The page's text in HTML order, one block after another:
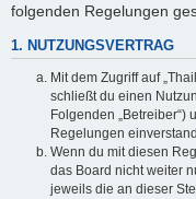
folgenden Regelungen
1. NUTZUNGSVERTRAG
Mit dem Zugriff auf
schließt du einen
Folgenden „Betreiber“)
Regelungen
Wenn du mit diesen
das Board nicht weiter
jeweils die an dieser